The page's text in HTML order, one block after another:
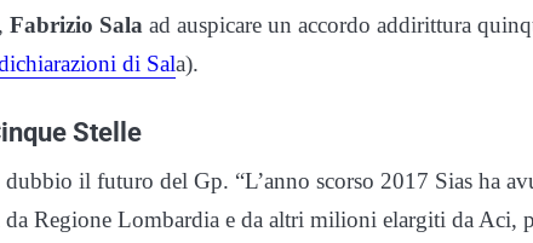
Fabrizio Sala ad auspicare un accordo addirittura
di Sala).
Stelle
il futuro del Gp. “L’anno scorso 2017 Sias ha
Regione Lombardia e da altri milioni elargiti da Aci,